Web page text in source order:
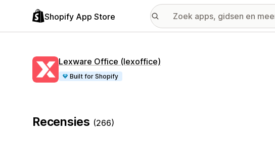
Shopify App Store
Lexware Office (lexoffice)
Built for Shopify
Recensies (266)